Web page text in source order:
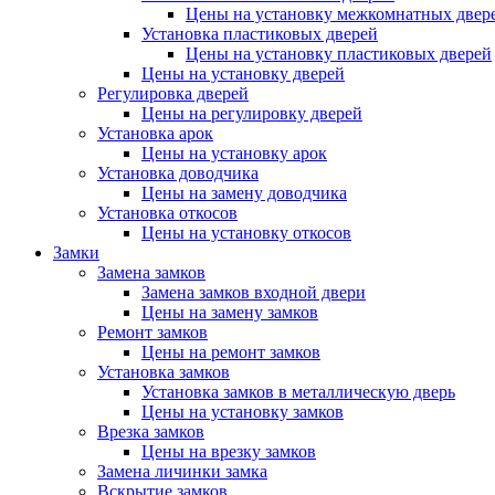
Цены на установку межкомнатных
Установка пластиковых дверей
Цены на установку пластиковых дверей
Цены на установку дверей
Регулировка дверей
Цены на регулировку дверей
Установка арок
Цены на установку арок
Установка доводчика
Цены на замену доводчика
Установка откосов
Цены на установку откосов
Замки
Замена замков
Замена замков входной двери
Цены на замену замков
Ремонт замков
Цены на ремонт замков
Установка замков
Установка замков в металлическую дверь
Цены на установку замков
Врезка замков
Цены на врезку замков
Замена личинки замка
Вскрытие замков